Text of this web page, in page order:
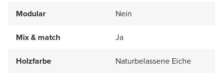
Modular Nein
Mix & match Ja
Holzfarbe Naturbelassene Eiche